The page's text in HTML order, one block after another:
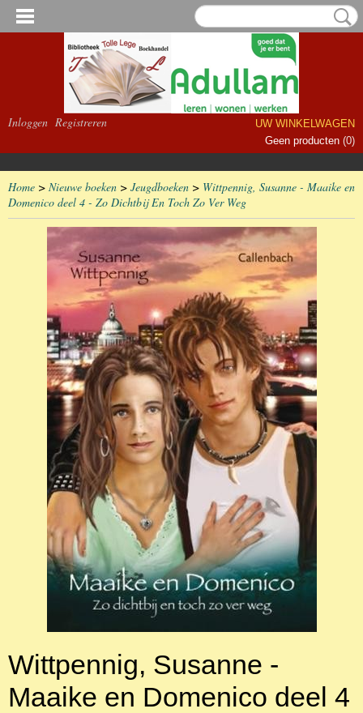
Inloggen Registreren
UW WINKELWAGEN
Geen producten (0)
Home > Nieuwe boeken > Jeugdboeken > Wittpennig, Susanne - Maaike en
Domenico deel 4 - Zo Dichtbij En Toch Zo Ver Weg
Wittpennig, Susanne -
Maaike en Domenico deel 4